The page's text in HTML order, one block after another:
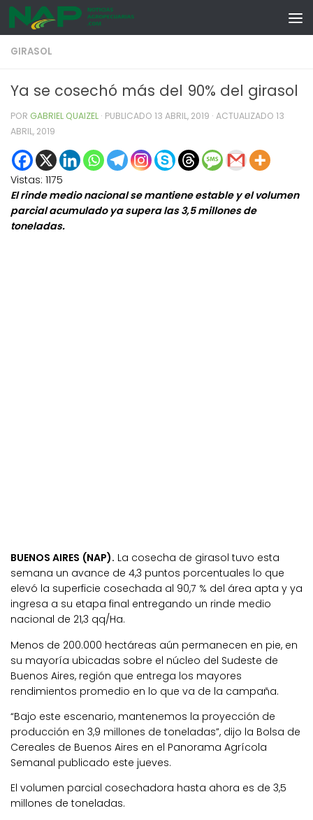
Skip to content
GIRASOL
Ya se cosechó más del 90% del girasol
POR GABRIEL QUAIZEL · PUBLICADO 13 ABRIL, 2019 · ACTUALIZADO 13
ABRIL, 2019
Vistas: 1175
El rinde medio nacional se mantiene estable y el volumen
parcial acumulado ya supera las 3,5 millones de
toneladas.
BUENOS AIRES (NAP). La cosecha de girasol tuvo esta
semana un avance de 4,3 puntos porcentuales lo que
elevó la superficie cosechada al 90,7 % del área apta y ya
ingresa a su etapa final entregando un rinde medio
nacional de 21,3 qq/Ha.
Menos de 200.000 hectáreas aún permanecen en pie, en
su mayoría ubicadas sobre el núcleo del Sudeste de
Buenos Aires, región que entrega los mayores
rendimientos promedio en lo que va de la campaña.
“Bajo este escenario, mantenemos la proyección de
producción en 3,9 millones de toneladas”, dijo la Bolsa de
Cereales de Buenos Aires en el Panorama Agrícola
Semanal publicado este jueves.
El volumen parcial cosechadora hasta ahora es de 3,5
millones de toneladas.